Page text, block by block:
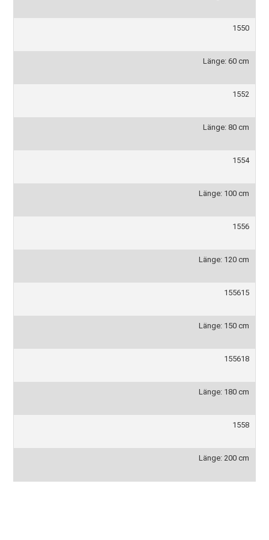
1550
Länge: 60 cm
1552
Länge: 80 cm
1554
Länge: 100 cm
1556
Länge: 120 cm
155615
Länge: 150 cm
155618
Länge: 180 cm
1558
Länge: 200 cm